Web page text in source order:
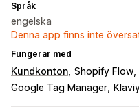
Språk
engelska
Denna app finns inte
Fungerar med
Kundkonton Shopify Flow
Google Tag Manager